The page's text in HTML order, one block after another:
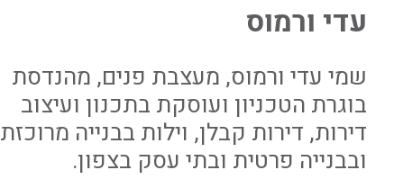
עדי ורמוס
שמי עדי ורמוס, מעצבת פנים, מהנדסת
בוגרת הטכניון ועוסקת בתכנון ועיצוב
דירות, דירות קבלן, וילות בבנייה מרוכזת
ובבנייה פרטית ובתי עסק בצפון.